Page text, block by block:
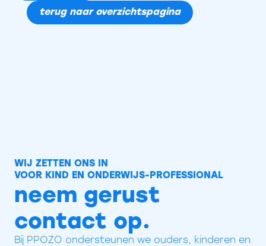
terug naar overzichtspagina
WIJ ZETTEN ONS IN
VOOR KIND EN ONDERWIJS-PROFESSIONAL
neem gerust
contact op.
Bij PPOZO ondersteunen we ouders, kinderen en